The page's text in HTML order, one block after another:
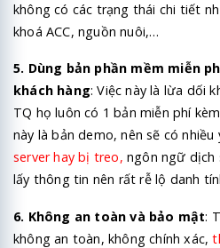
không có các trạng thái chi tiết
khoá ACC, nguồn nuôi,…
5. Dùng bản phần mềm miễn
khách hàng: Việc này là lừa dối
TQ họ luôn có 1 bản miễn phí
này là bản demo, nên sẽ có nhiều
server hay bị treo, ngôn ngữ dịch
lấy thông tin nên rất rễ lộ danh
6. Không an toàn và bảo mật:
không an toàn, không chính xác,